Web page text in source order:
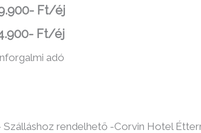
Ft/éj
Ft/éj
adó
Szálláshoz rendelhető -Corvin Hotel